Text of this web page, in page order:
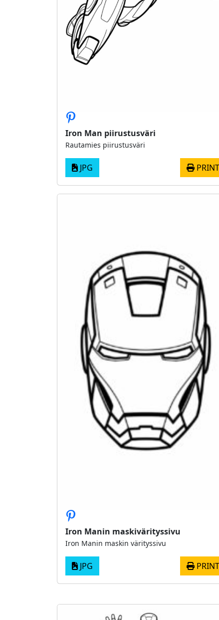
Iron Man piirustusväri
Rautamies piirustusväri
JPG PRINT
Iron Manin maskivärityssivu
Iron Manin maskin värityssivu
JPG PRINT